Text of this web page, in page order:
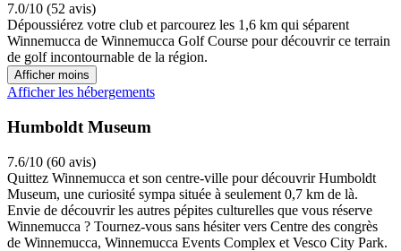
7.0/10 (52 avis)
Dépoussiérez votre club et parcourez les 1,6 km qui séparent
Winnemucca de Winnemucca Golf Course pour découvrir ce terrain
de golf incontournable de la région.
Afficher moins
Afficher les hébergements
Humboldt Museum
7.6/10 (60 avis)
Quittez Winnemucca et son centre-ville pour découvrir Humboldt
Museum, une curiosité sympa située à seulement 0,7 km de là.
Envie de découvrir les autres pépites culturelles que vous réserve
Winnemucca ? Tournez-vous sans hésiter vers Centre des congrès
de Winnemucca, Winnemucca Events Complex et Vesco City Park.